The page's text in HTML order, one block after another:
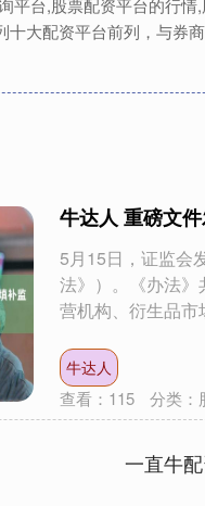
平台,股票配资平台的行
十大配资平台前列，与券
牛达人 重磅文
5月15日，证监会
法》）。《办法
营机构、衍生品市
牛达人
查看： 115 分类：
一直牛